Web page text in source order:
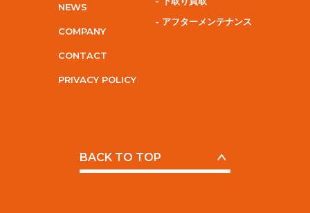
NEWS
COMPANY
CONTACT
PRIVACY POLICY
- アフターメンテナンス
BACK TO TOP